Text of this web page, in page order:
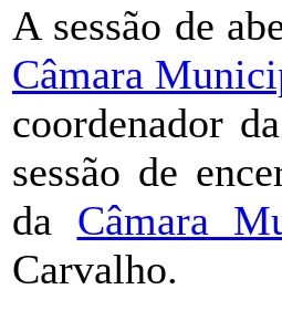
A sessão de
Câmara
coordenador da
sessão de
da Câmara
Carvalho.